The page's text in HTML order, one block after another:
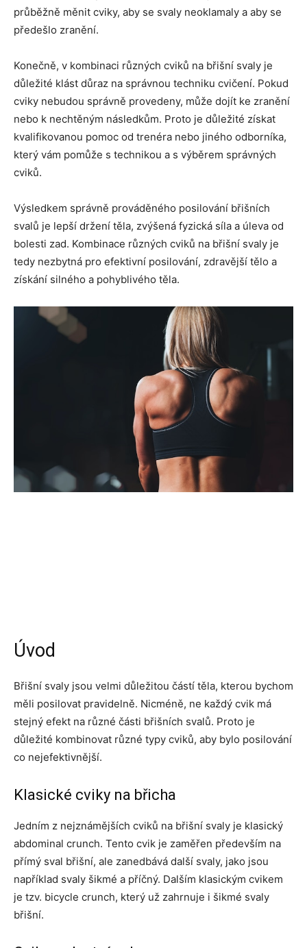
průběžně měnit cviky, aby se svaly neoklamaly a aby se
předešlo zranění.
Konečně, v kombinaci různých cviků na břišní svaly je
důležité klást důraz na správnou techniku cvičení. Pokud
cviky nebudou správně provedeny, může dojít ke zranění
nebo k nechtěným následkům. Proto je důležité získat
kvalifikovanou pomoc od trenéra nebo jiného odborníka,
který vám pomůže s technikou a s výběrem správných
cviků.
Výsledkem správně prováděného posilování břišních
svalů je lepší držení těla, zvýšená fyzická síla a úleva od
bolesti zad. Kombinace různých cviků na břišní svaly je
tedy nezbytná pro efektivní posilování, zdravější tělo a
získání silného a pohyblivého těla.
Úvod
Břišní svaly jsou velmi důležitou částí těla, kterou bychom
měli posilovat pravidelně. Nicméně, ne každý cvik má
stejný efekt na různé části břišních svalů. Proto je
důležité kombinovat různé typy cviků, aby bylo posilování
co nejefektivnější.
Klasické cviky na břicha
Jedním z nejznámějších cviků na břišní svaly je klasický
abdominal crunch. Tento cvik je zaměřen především na
přímý sval břišní, ale zanedbává další svaly, jako jsou
například svaly šikmé a příčný. Dalším klasickým cvikem
je tzv. bicycle crunch, který už zahrnuje i šikmé svaly
břišní.